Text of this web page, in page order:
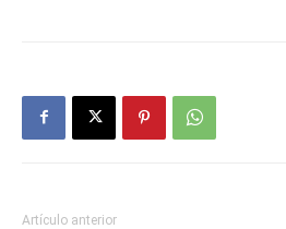
Artículo anterior